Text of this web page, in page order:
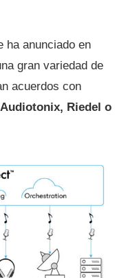
ha anunciado en
gran variedad de
acuerdos con
Riedel o